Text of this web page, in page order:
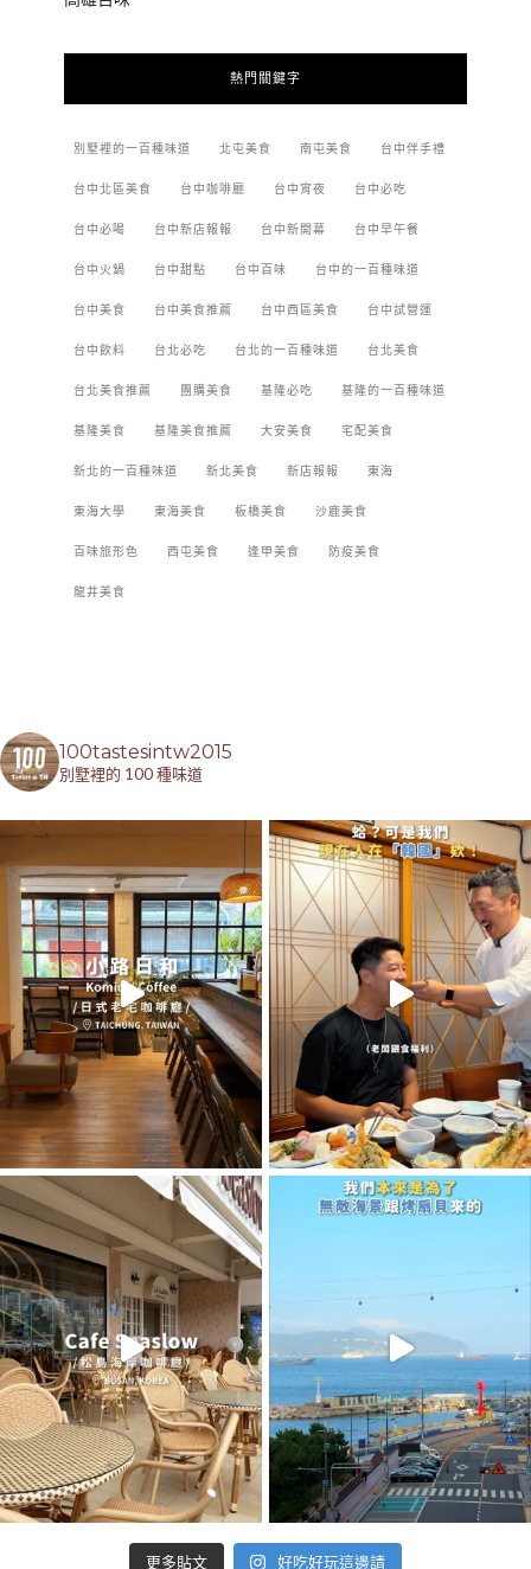
熱門關鍵字
別墅裡的一百種味道 北屯美食 南屯美食 台中伴手禮
台中北區美食 台中咖啡廳 台中宵夜 台中必吃
台中必喝 台中新店報報 台中新開幕 台中早午餐
台中火鍋 台中甜點 台中百味 台中的一百種味道
台中美食 台中美食推薦 台中西區美食 台中試營運
台中飲料 台北必吃 台北的一百種味道 台北美食
台北美食推薦 團購美食 基隆必吃 基隆的一百種味道
基隆美食 基隆美食推薦 大安美食 宅配美食
新北的一百種味道 新北美食 新店報報 東海
東海大學 東海美食 板橋美食 沙鹿美食
百味旅形色 西屯美食 逢甲美食 防疫美食
龍井美食
100tastesintw2015
別墅裡的 100 種味道
更多貼文 好吃好玩這邊請